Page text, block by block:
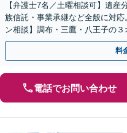
【弁護士7名／土曜相談可】遺
族信託・事業承継など全般に対
ン相談】調布・三鷹・八王子の
談など有料相談になるものもござ
料
電話でお問い合わせ